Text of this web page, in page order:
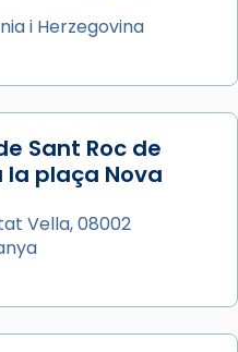
Barcelona, i als
de Barcelona.
el cardenal Joan
la missa i l’ha
de Barcelona,
i Herzegovina
Sant Roc de
la plaça Nova
Vella, 08002